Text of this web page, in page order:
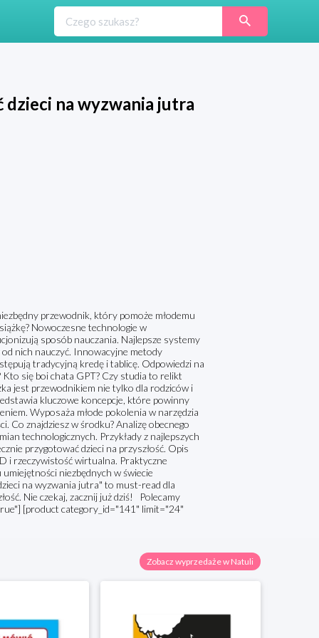
dzieci na wyzwania jutra
przewodnik, który pomoże młodemu
Nowoczesne technologie w
sposób nauczania. Najlepsze systemy
nich nauczyć. Innowacyjne metody
tradycyjną kredę i tablicę. Odpowiedzi na
Kto się boi chata GPT? Czy studia to relikt
jest przewodnikiem nie tylko dla rodziców i
kluczowe koncepcje, które powinny
Wyposaża młode pokolenia w narzędzia
Co znajdziesz w środku? Analizę obecnego
technologicznych. Przykłady z najlepszych
przygotować dzieci na przyszłość. Opis
i rzeczywistość wirtualna. Praktyczne
niezbędnych w świecie
na wyzwania jutra" to must-read dla
Nie czekaj, zacznij już dziś! Polecamy
[product category_id="141" limit="24"
Zobacz wyprzedaże w Natuli